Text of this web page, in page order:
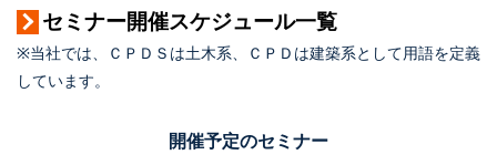
セミナー開催スケジュール一覧
※当社では、ＣＰＤＳは土木系、ＣＰＤは建築系として用語を定義
しています。
開催予定のセミナー